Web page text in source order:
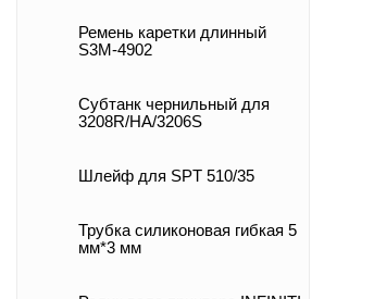
Ремень каретки длинный
S3M-4902
Субтанк чернильный для
3208R/HA/3206S
Шлейф для SPT 510/35
Трубка силиконовая гибкая 5
мм*3 мм